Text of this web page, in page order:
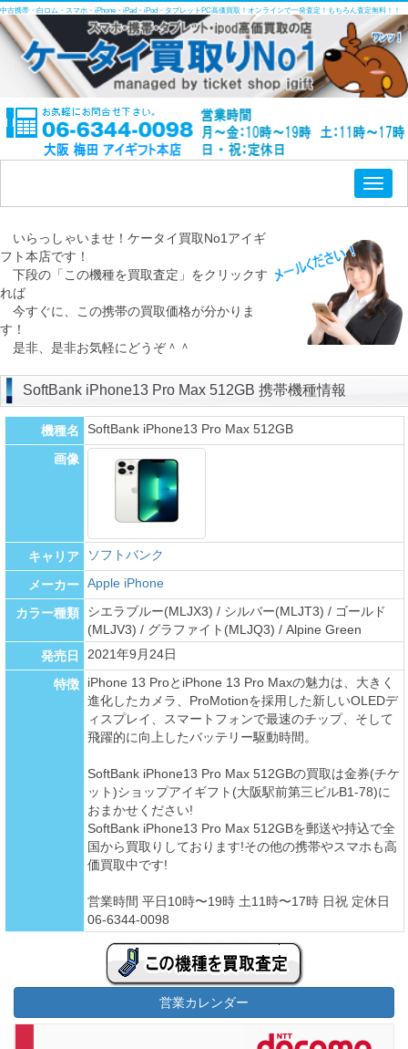
中古携帯・白ロム・スマホ・iPhone・iPad・iPod・タブレットPC高価買取！オンラインで一発査定！もちろん査定無料！！
いらっしゃいませ！ケータイ買取No1アイギ
フト本店です！
下段の「この機種を買取査定」をクリックす
れば
今すぐに、この携帯の買取価格が分かりま
す！
是非、是非お気軽にどうぞ＾＾
SoftBank iPhone13 Pro Max 512GB 携帯機種情報
機種名 SoftBank iPhone13 Pro Max 512GB
画像
キャリア ソフトバンク
メーカー Apple iPhone
カラー種類
シエラブルー(MLJX3) / シルバー(MLJT3) / ゴールド
(MLJV3) / グラファイト(MLJQ3) / Alpine Green
発売日
2021年9月24日
特徴
iPhone 13 ProとiPhone 13 Pro Maxの魅力は、大きく
進化したカメラ、ProMotionを採用した新しいOLEDデ
ィスプレイ、スマートフォンで最速のチップ、そして
飛躍的に向上したバッテリー駆動時間。
SoftBank iPhone13 Pro Max 512GBの買取は金券(チケ
ット)ショップアイギフト(大阪駅前第三ビルB1-78)に
おまかせください!
SoftBank iPhone13 Pro Max 512GBを郵送や持込で全
国から買取りしております!その他の携帯やスマホも高
価買取中です!
営業時間 平日10時〜19時 土11時〜17時 日祝 定休日
06-6344-0098
営業カレンダー